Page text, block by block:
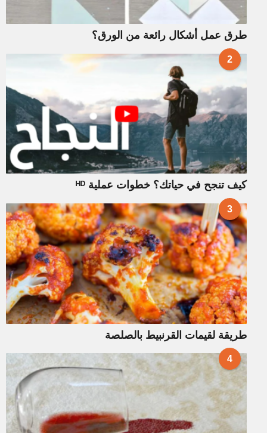
طرق عمل أشكال رائعة من الورق؟
2
كيف تنجح في حياتك؟ خطوات عملية ᴴᴰ
3
طريقة لقيمات القرنبيط بالصلصة
4